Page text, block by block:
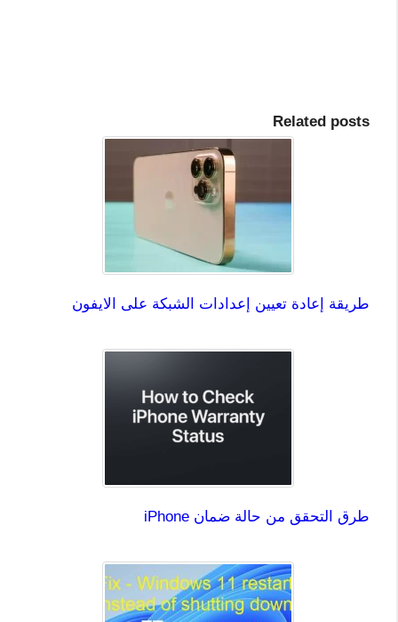
Related posts
طريقة إعادة تعيين إعدادات الشبكة على الايفون
طرق التحقق من حالة ضمان iPhone